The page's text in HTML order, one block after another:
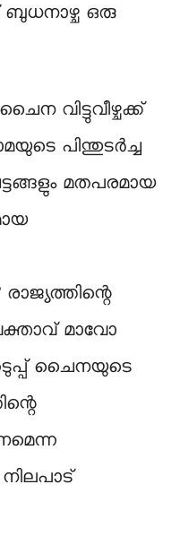
ഒരു
വിട്ടുവീഴ്ചക്ക്
പിന്തുടർച്ച
മതപരമായ
മാവോ
ചൈനയുടെ